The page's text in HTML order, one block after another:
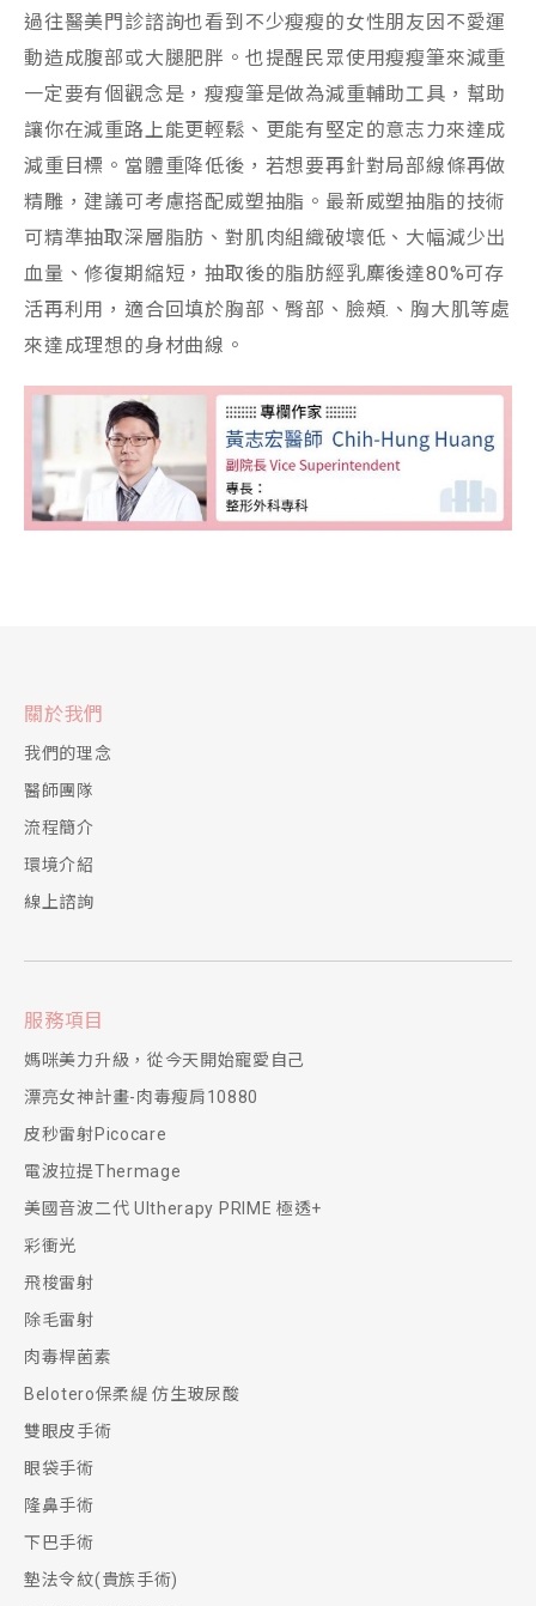
過往醫美門診諮詢也看到不少瘦瘦的女性朋友因不愛運
動造成腹部或大腿肥胖。也提醒民眾使用瘦瘦筆來減重
一定要有個觀念是，瘦瘦筆是做為減重輔助工具，幫助
讓你在減重路上能更輕鬆、更能有堅定的意志力來達成
減重目標。當體重降低後，若想要再針對局部線條再做
精雕，建議可考慮搭配威塑抽脂。最新威塑抽脂的技術
可精準抽取深層脂肪、對肌肉組織破壞低、大幅減少出
血量、修復期縮短，抽取後的脂肪經乳麋後達80%可存
活再利用，適合回填於胸部、臀部、臉頰.、胸大肌等處
來達成理想的身材曲線。
關於我們
我們的理念
醫師團隊
流程簡介
環境介紹
線上諮詢
服務項目
媽咪美力升級，從今天開始寵愛自己
漂亮女神計畫-肉毒瘦肩10880
皮秒雷射Picocare
電波拉提Thermage
美國音波二代 Ultherapy PRIME 極透+
彩衝光
飛梭雷射
除毛雷射
肉毒桿菌素
Belotero保柔緹 仿生玻尿酸
雙眼皮手術
眼袋手術
隆鼻手術
下巴手術
墊法令紋(貴族手術)